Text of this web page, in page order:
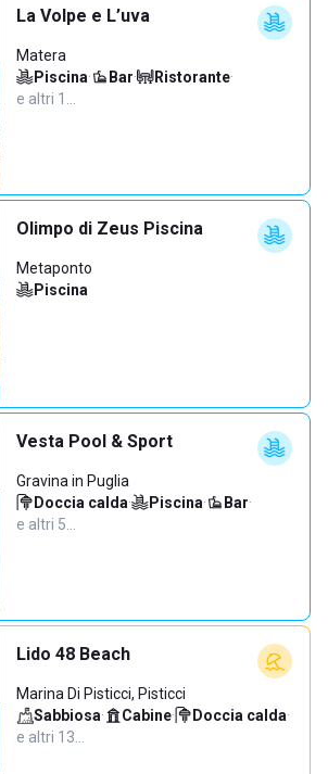
La Volpe e L’uva
Matera
Piscina· Bar· Ristorante·
e altri 1…
Olimpo di Zeus Piscina
Metaponto
Piscina
Vesta Pool & Sport
Gravina in Puglia
Doccia calda· Piscina· Bar·
e altri 5…
Lido 48 Beach
Marina Di Pisticci, Pisticci
Sabbiosa· Cabine· Doccia calda·
e altri 13…